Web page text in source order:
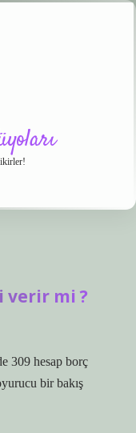
verir mi ?
309 hesap borç
bir bakış